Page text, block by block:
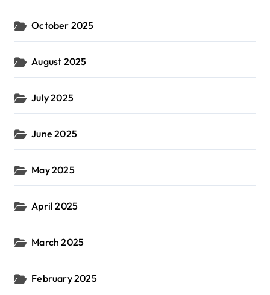
October 2025
August 2025
July 2025
June 2025
May 2025
April 2025
March 2025
February 2025